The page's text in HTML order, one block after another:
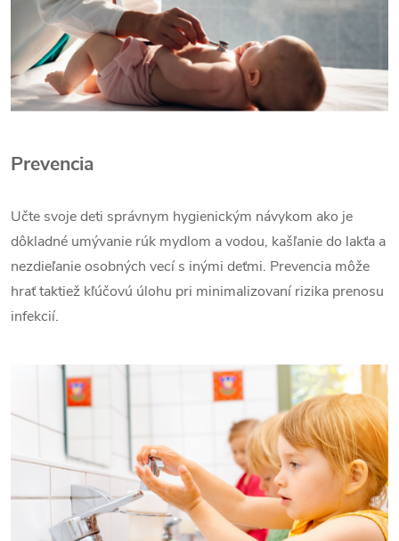
Prevencia
Učte svoje deti správnym hygienickým návykom ako je
dôkladné umývanie rúk mydlom a vodou, kašľanie do lakťa a
nezdieľanie osobných vecí s inými deťmi. Prevencia môže
hrať taktiež kľúčovú úlohu pri minimalizovaní rizika prenosu
infekcií.